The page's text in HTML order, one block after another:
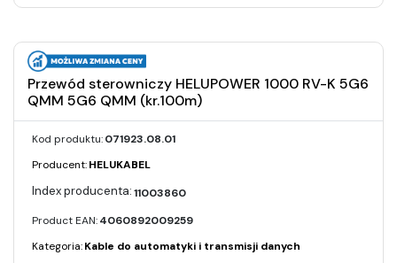
Przewód sterowniczy HELUPOWER 1000 RV-K 5G6
QMM 5G6 QMM (kr.100m)
Kod produktu:071923.08.01
Producent:HELUKABEL
11003860
Product EAN:4060892009259
Kategoria:Kable do automatyki i transmisji danych